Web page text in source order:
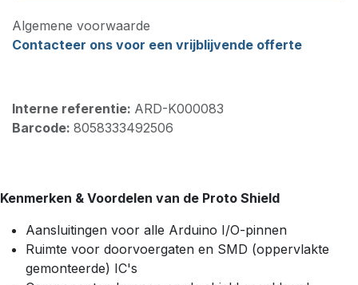
Algemene voorwaarde
Contacteer ons voor een vrijblijvende offerte
Interne referentie: ARD-K000083
Barcode: 8058333492506
Kenmerken & Voordelen van de Proto Shield
Aansluitingen voor alle Arduino I/O-pinnen
Ruimte voor doorvoergaten en SMD (oppervlakte
gemonteerde) IC's